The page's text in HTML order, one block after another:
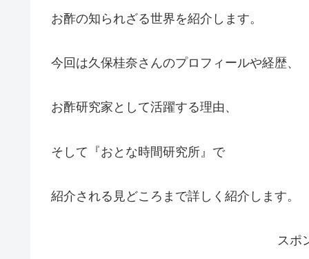
お酢の知られざる世界を紹介します。
今回は久保桂奈さんのプロフィールや経歴、
お酢研究家として活躍する理由、
そして『おとな時間研究所』で
紹介される見どころまで詳しく紹介します。
スポ